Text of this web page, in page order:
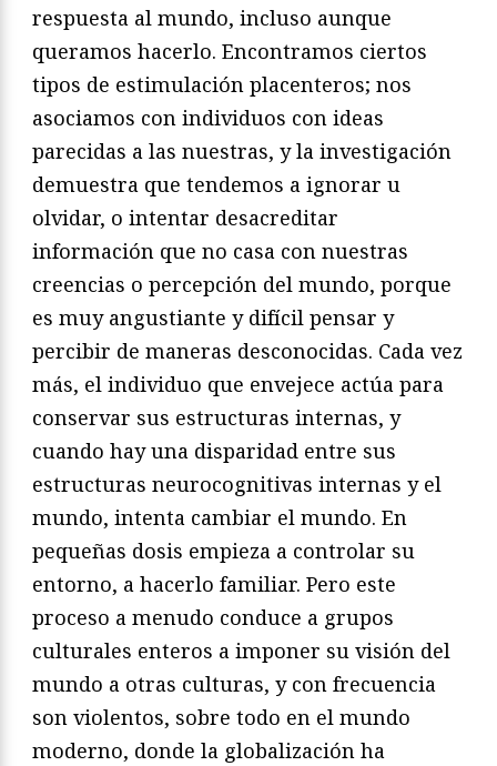
respuesta al mundo, incluso aunque
queramos hacerlo. Encontramos ciertos
tipos de estimulación placenteros; nos
asociamos con individuos con ideas
parecidas a las nuestras, y la investigación
demuestra que tendemos a ignorar u
olvidar, o intentar desacreditar
información que no casa con nuestras
creencias o percepción del mundo, porque
es muy angustiante y difícil pensar y
percibir de maneras desconocidas. Cada vez
más, el individuo que envejece actúa para
conservar sus estructuras internas, y
cuando hay una disparidad entre sus
estructuras neurocognitivas internas y el
mundo, intenta cambiar el mundo. En
pequeñas dosis empieza a controlar su
entorno, a hacerlo familiar. Pero este
proceso a menudo conduce a grupos
culturales enteros a imponer su visión del
mundo a otras culturas, y con frecuencia
son violentos, sobre todo en el mundo
moderno, donde la globalización ha